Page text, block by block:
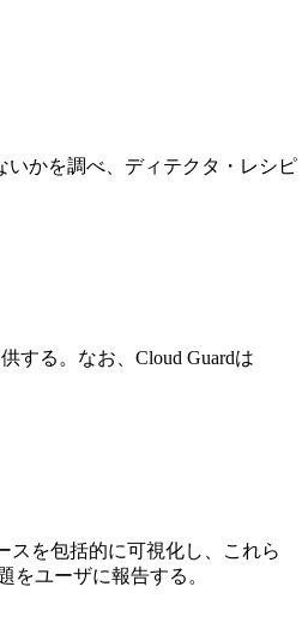
いかを調べ、ディテクタ・レシピ
する。なお、Cloud Guardは
スを包括的に可視化し、これら
をユーザに報告する。